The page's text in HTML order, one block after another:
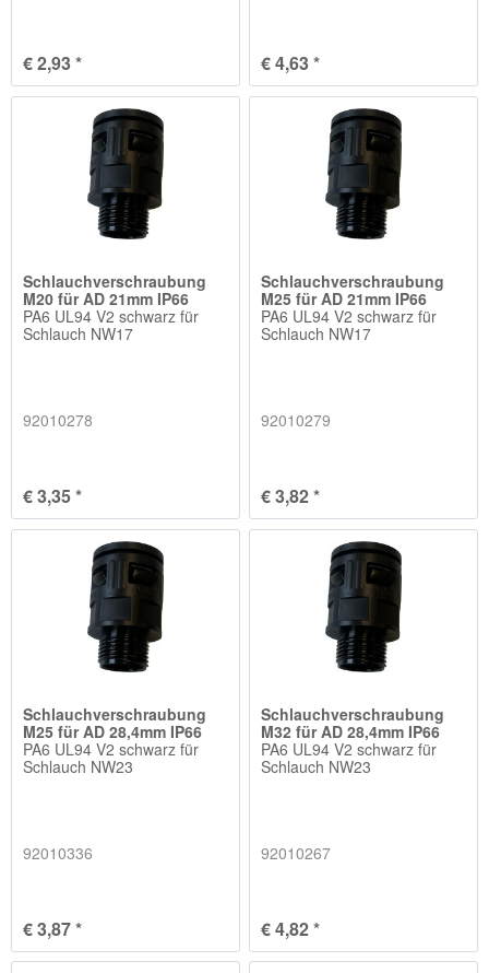
€ 2,93 * € 4,63 *
Schlauchverschraubung
M20 für AD 21mm IP66
PA6 UL94 V2 schwarz für
Schlauch NW17
92010278
€ 3,35 *
Schlauchverschraubung
M25 für AD 21mm IP66
PA6 UL94 V2 schwarz für
Schlauch NW17
92010279
€ 3,82 *
Schlauchverschraubung
M25 für AD 28,4mm IP66
PA6 UL94 V2 schwarz für
Schlauch NW23
92010336
€ 3,87 *
Schlauchverschraubung
M32 für AD 28,4mm IP66
PA6 UL94 V2 schwarz für
Schlauch NW23
92010267
€ 4,82 *